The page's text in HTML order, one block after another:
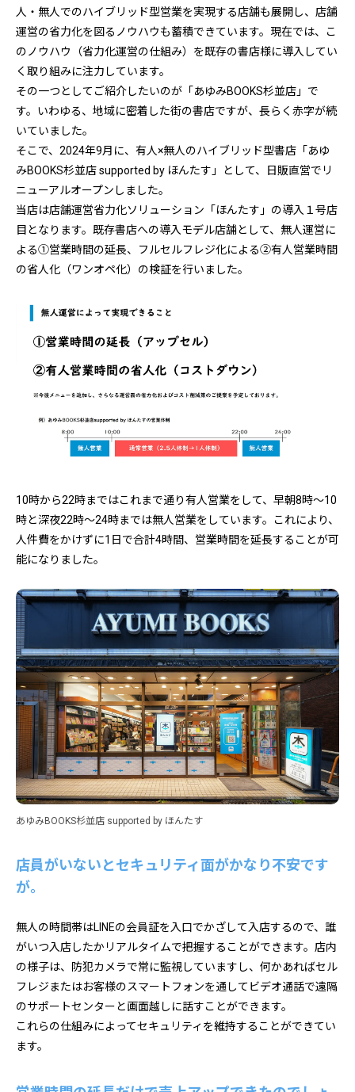
人・無人でのハイブリッド型営業を実現する店舗も展開し、店舗
運営の省力化を図るノウハウも蓄積できています。現在では、こ
のノウハウ（省力化運営の仕組み）を既存の書店様に導入してい
く取り組みに注力しています。
その一つとしてご紹介したいのが「あゆみBOOKS杉並店」で
す。いわゆる、地域に密着した街の書店ですが、長らく赤字が続
いていました。
そこで、2024年9月に、有人×無人のハイブリッド型書店「あゆ
みBOOKS杉並店 supported by ほんたす」として、日販直営でリ
ニューアルオープンしました。
当店は店舗運営省力化ソリューション「ほんたす」の導入１号店
目となります。既存書店への導入モデル店舗として、無人運営に
よる➀営業時間の延長、フルセルフレジ化による➁有人営業時間
の省人化（ワンオペ化）の検証を行いました。
10時から22時まではこれまで通り有人営業をして、早朝8時～10
時と深夜22時～24時までは無人営業をしています。これにより、
人件費をかけずに1日で合計4時間、営業時間を延長することが可
能になりました。
あゆみBOOKS杉並店 supported by ほんたす
店員がいないとセキュリティ面がかなり不安です
が。
無人の時間帯はLINEの会員証を入口でかざして入店するので、誰
がいつ入店したかリアルタイムで把握することができます。店内
の様子は、防犯カメラで常に監視していますし、何かあればセル
フレジまたはお客様のスマートフォンを通してビデオ通話で遠隔
のサポートセンターと画面越しに話すことができます。
これらの仕組みによってセキュリティを維持することができてい
ます。